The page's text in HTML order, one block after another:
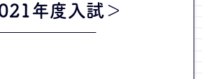
年度入試＞